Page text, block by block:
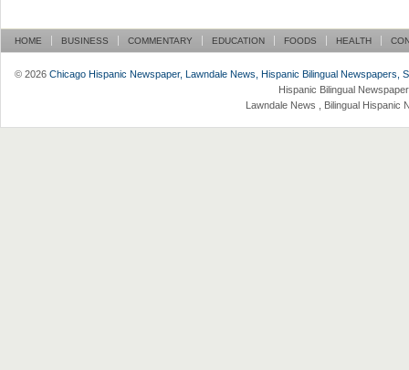
HOME BUSINESS COMMENTARY EDUCATION FOODS HEALTH
© 2026 Chicago Hispanic Newspaper, Lawndale News, Hispanic Bilingual Newspapers,
Hispanic Bilingual
Lawndale News , Bilingual Hispanic